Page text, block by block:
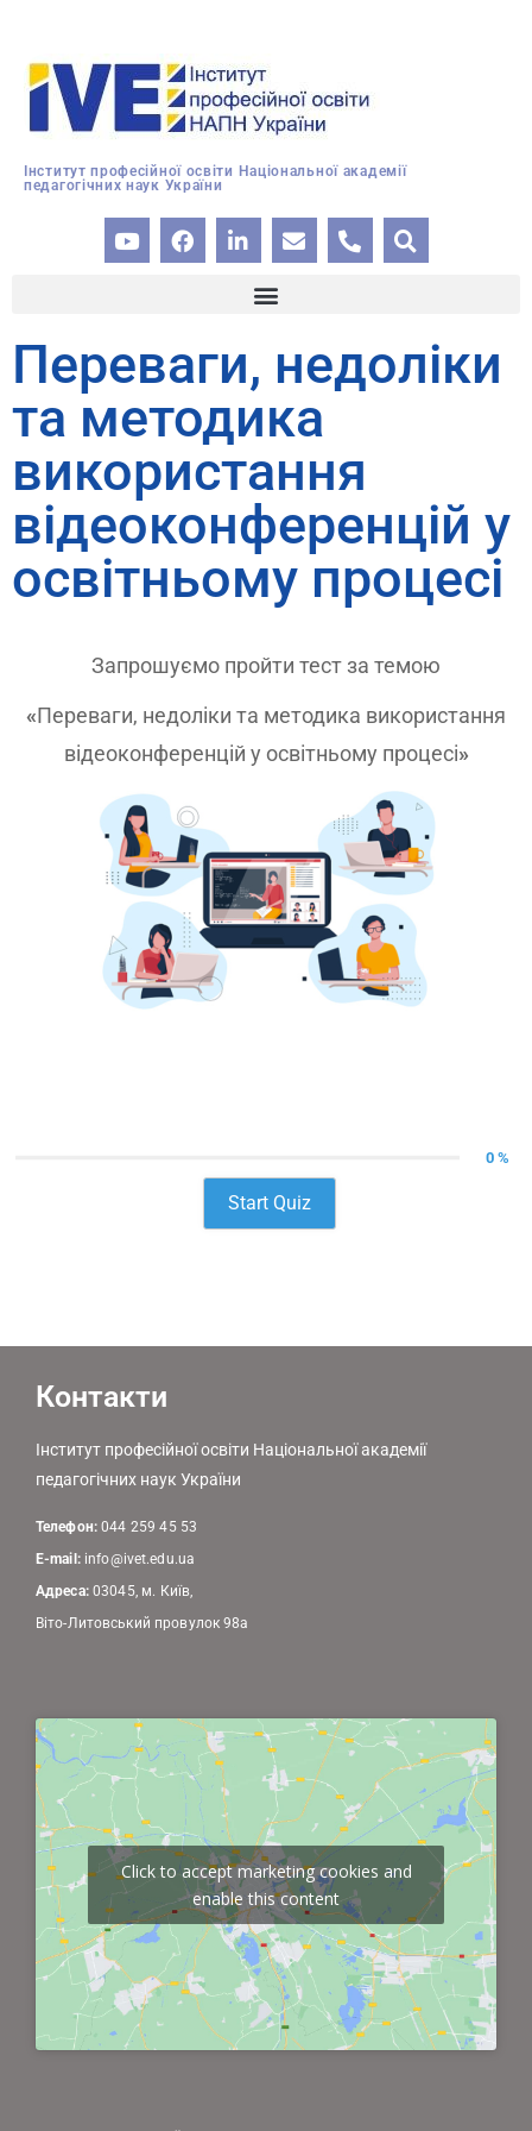
Інститут професійної освіти Національної академії
педагогічних наук України
Переваги, недоліки
та методика
використання
відеоконференцій у
освітньому процесі
Запрошуємо пройти тест за темою
«Переваги, недоліки та методика використання
відеоконференцій у освітньому процесі»
0 %
Start Quiz
Контакти
Інститут професійної освіти Національної академії
педагогічних наук України
Телефон:044 259 45 53
E-mail: info@ivet.edu.ua
Адреса:03045, м. Київ,
Віто-Литовський провулок 98а
Click to accept marketing cookies and
enable this content